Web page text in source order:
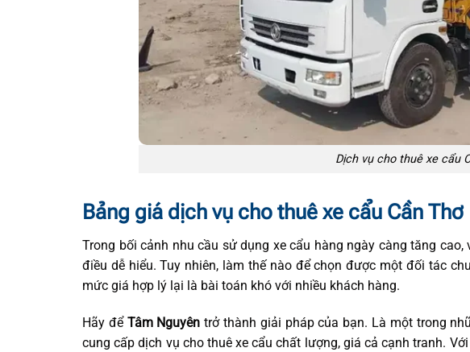
Dịch vụ cho thuê xe cẩu
Bảng giá dịch vụ cho thuê xe cẩu Cần Thơ
Trong bối cảnh nhu cầu sử dụng xe cẩu hàng ngày càng tăng
điều dễ hiểu. Tuy nhiên, làm thế nào để chọn được một đối tác
mức giá hợp lý lại là bài toán khó với nhiều khách hàng.
Hãy để Tâm Nguyên trở thành giải pháp của bạn. Là một trong
cung cấp dịch vụ cho thuê xe cẩu chất lượng, giá cả cạnh tranh.